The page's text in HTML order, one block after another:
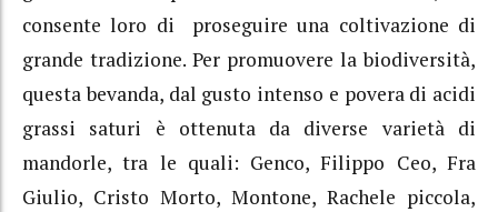
consente loro di proseguire una coltivazione di
grande tradizione. Per promuovere la biodiversità,
questa bevanda, dal gusto intenso e povera di acidi
grassi saturi è ottenuta da diverse varietà di
mandorle, tra le quali: Genco, Filippo Ceo, Fra
Giulio, Cristo Morto, Montone, Rachele piccola,